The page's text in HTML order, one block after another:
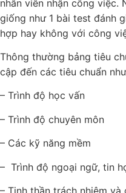
lý với nhân viên nhận
giản đây giống như 1 bài
Thông thường bảng tiêu